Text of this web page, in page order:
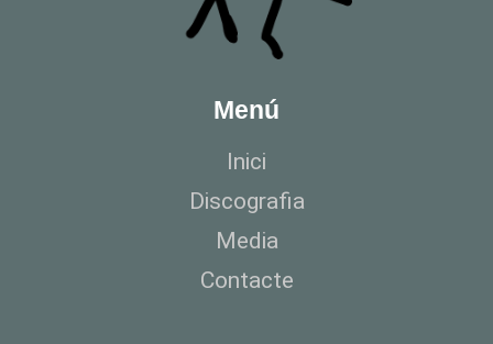
Menú
Inici
Discografia
Media
Contacte